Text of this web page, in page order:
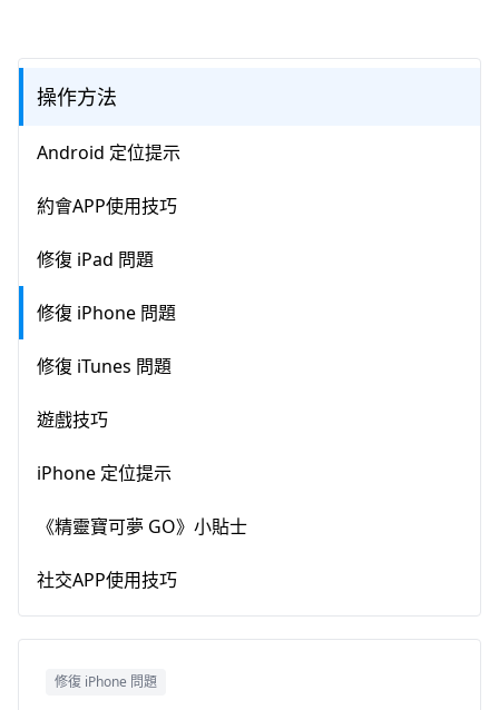
操作方法
Android 定位提示
約會APP使用技巧
修復 iPad 問題
修復 iPhone 問題
修復 iTunes 問題
遊戲技巧
iPhone 定位提示
《精靈寶可夢 GO》小貼士
社交APP使用技巧
修復 iPhone 問題